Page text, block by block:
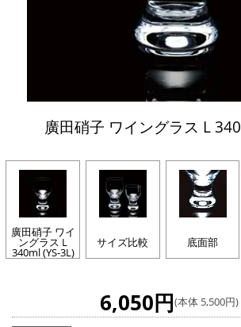
廣田硝子 ワイングラス L
廣田硝子 ワイ
ングラス L
340ml (YS-3L)
サイズ比較 底面部
6,050円(本体 5,500円)